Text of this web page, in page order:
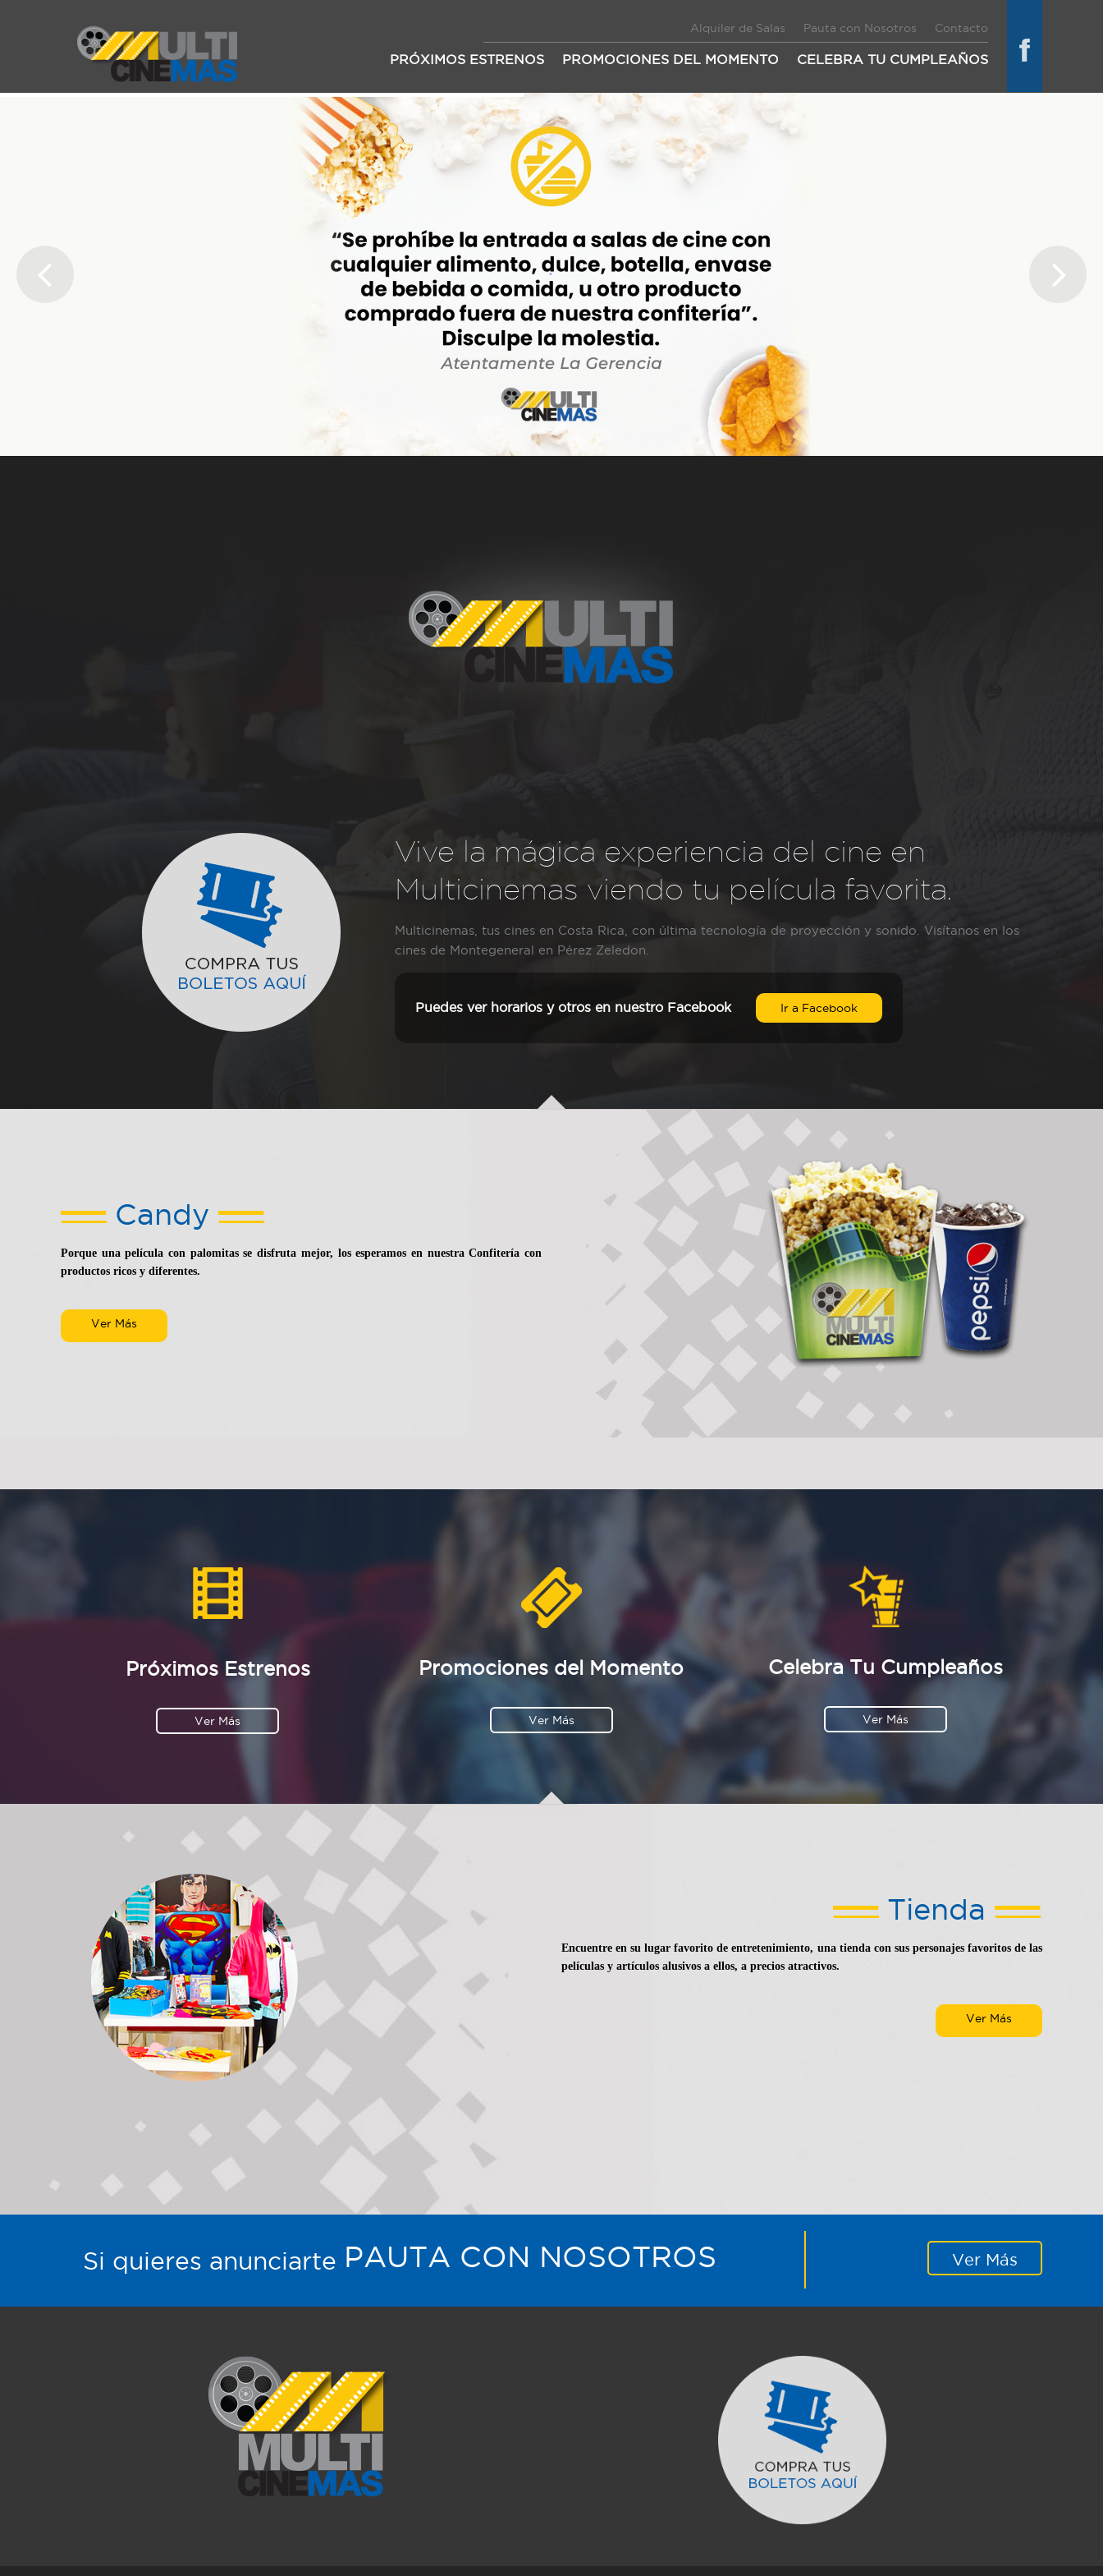
Alquiler de Salas Pauta con Nosotros Contacto
PRÓXIMOS ESTRENOS PROMOCIONES DEL MOMENTO CELEBRA TU CUMPLEAÑOS
Vive la mágica experiencia del cine en
Multicinemas viendo tu película favorita.
Multicinemas, tus cines en Costa Rica, con última tecnología de proyección y sonido. Visítanos en los
cines de Montegeneral en Pérez Zeledon.
Puedes ver horarios y otros en nuestro Facebook Ir a Facebook
Candy
Porque una película con palomitas se disfruta mejor, los esperamos en nuestra Confitería con
productos ricos y diferentes.
Ver Más
Próximos Estrenos
Ver Más
Promociones del Momento
Ver Más
Celebra Tu Cumpleaños
Ver Más
Tienda
Encuentre en su lugar favorito de entretenimiento, una tienda con sus personajes favoritos de las
películas y artículos alusivos a ellos, a precios atractivos.
Ver Más
Si quieres anunciarte PAUTA CON NOSOTROS Ver Más